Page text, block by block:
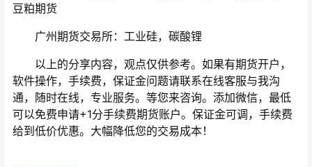
豆粕期货
广州期货交易所：工业硅，碳酸锂
以上的分享内容，观点仅供参考。如果有期货开户，
软件操作，手续费，保证金问题请联系在线客服与我沟
通，随时在线，专业服务。等您来咨询。添加微信，最低
可以免费申请+1分手续费期货账户。保证金可调，手续费
给到低价优惠。大幅降低您的交易成本！